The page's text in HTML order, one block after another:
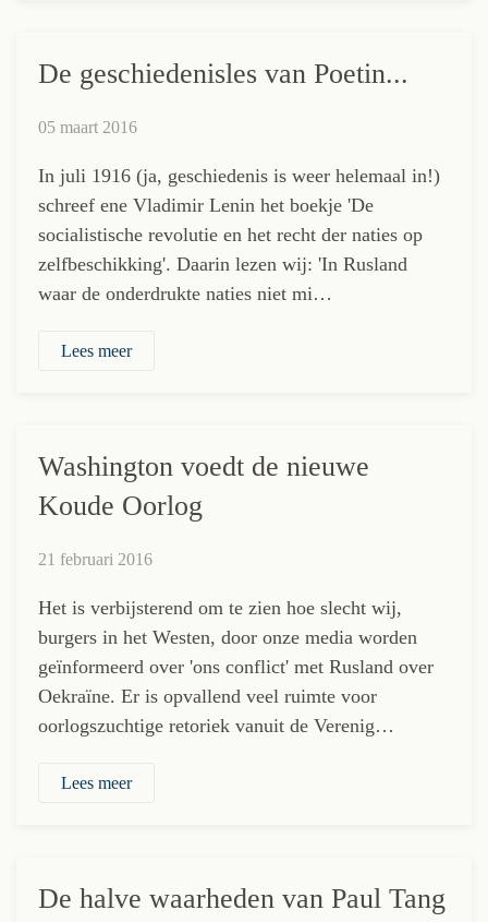
De geschiedenisles van Poetin...
05 maart 2016
In juli 1916 (ja, geschiedenis is weer helemaal in!)
schreef ene Vladimir Lenin het boekje 'De
socialistische revolutie en het recht der naties op
zelfbeschikking'. Daarin lezen wij: 'In Rusland
waar de onderdrukte naties niet mi…
Lees meer
Washington voedt de nieuwe
Koude Oorlog
21 februari 2016
Het is verbijsterend om te zien hoe slecht wij,
burgers in het Westen, door onze media worden
geïnformeerd over 'ons conflict' met Rusland over
Oekraïne. Er is opvallend veel ruimte voor
oorlogszuchtige retoriek vanuit de Verenig…
Lees meer
De halve waarheden van Paul Tang